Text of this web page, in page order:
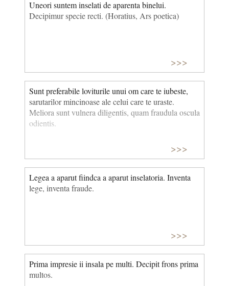
Uneori suntem inselati de aparenta binelui.
Decipimur specie recti. (Horatius, Ars poetica)
>>>
Sunt preferabile loviturile unui om care te iubeste,
sarutarilor mincinoase ale celui care te uraste.
Meliora sunt vulnera diligentis, quam fraudula oscula
odientis.
>>>
Legea a aparut fiindca a aparut inselatoria. Inventa
lege, inventa fraude.
>>>
Prima impresie ii insala pe multi. Decipit frons prima
multos.